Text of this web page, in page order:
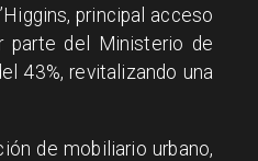
principal acceso
parte del Ministerio de
43%, revitalizando una
de mobiliario urbano,